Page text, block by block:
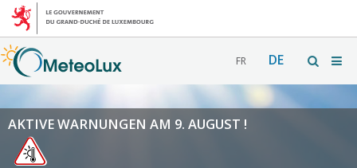
FR DE
AKTIVE WARNUNGEN AM 9. AUGUST !